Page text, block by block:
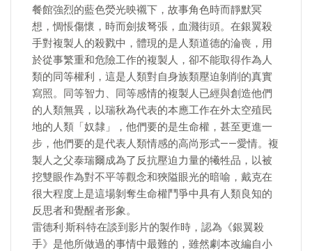
餐館強烈的藍色熒光映襯下，故事角色時而靜默冥
想，惆悵傷懷，時而劍拔弩張，血濺街頭。在銀翼殺
手對複製人的殺戮中，體現的是人類道德的淪喪，用
於從事繁重和危險工作的複製人，卻不能取得作為人
類的同等權利，這是人類對自身族類壓迫剝削的真實
寫照。同等智力、同等感情的複製人已經與創造他們
的人類無異，以瑞秋為代表的本應工作在外太空殖民
地的人類「奴隸」，他們要的是生命權，甚至更進一
步，他們要的是代表人類情感的高尚形式——愛情。複
製人之父泰瑞爾成為了反抗壓迫力量的犧牲品，以被
挖雙眼作為對不平等觀念和狹隘眼光的暗喻，戴克在
很大程度上是這場剝奪生命權鬥爭中具有人類良知的
反思者和覺醒者形象。
雷德利·斯科特在談到影片的製作時，認為《銀翼殺
手》是他所做過的事情中最難的，雖然劇本改編自小